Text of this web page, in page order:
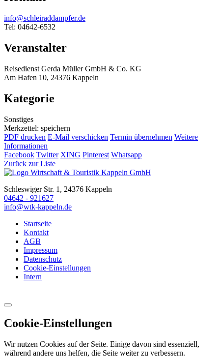
info@schleiraddampfer.de
Tel: 04642-6532
Veranstalter
Reisedienst Gerda Müller GmbH & Co. KG
Am Hafen 10, 24376 Kappeln
Kategorie
Sonstiges
Merkzettel: speichern
PDF drucken E-Mail verschicken Termin übernehmen Weitere
Informationen
Facebook Twitter XING Pinterest Whatsapp
Zurück zur Liste
Schleswiger Str. 1, 24376 Kappeln
04642 - 921627
info@wtk-kappeln.de
Startseite
Kontakt
AGB
Impressum
Datenschutz
Cookie-Einstellungen
Intern
Cookie-Einstellungen
Wir nutzen Cookies auf der Seite. Einige davon sind essenziell,
während andere uns helfen, die Seite weiter zu verbessern.